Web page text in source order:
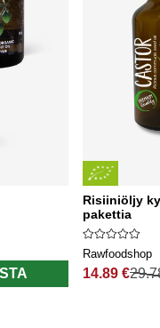
Risiiniöljy
pakettia
Rawfoodshop
14.89 €
Normaali